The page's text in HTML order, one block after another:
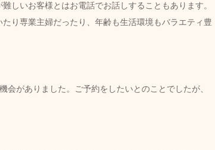
しいお客様とはお電話でお話しすることもあります。
り専業主婦だったり、年齢も生活環境もバラエティ豊
会がありました。ご予約をしたいとのことでしたが、